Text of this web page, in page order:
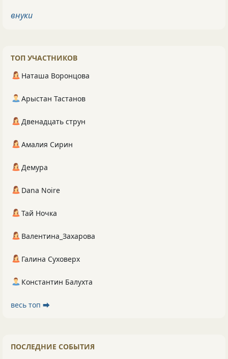
внуки
ТОП УЧАСТНИКОВ
Наташа Воронцова
Арыстан Тастанов
Двенадцать струн
Амалия Сирин
Демура
Dana Noire
Тай Ночка
Валентина_Захарова
Галина Суховерх
Константин Балухта
весь топ ⮕
ПОСЛЕДНИЕ СОБЫТИЯ